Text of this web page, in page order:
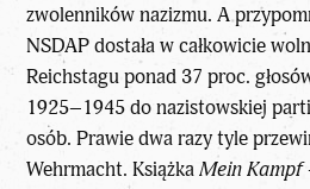
zwolenników nazizmu. A
NSDAP dostała w całkowicie
Reichstagu ponad 37 proc.
1925–1945 do nazistowskiej
osób. Prawie dwa razy tyle
Wehrmacht. KsiążkaMein Kampf